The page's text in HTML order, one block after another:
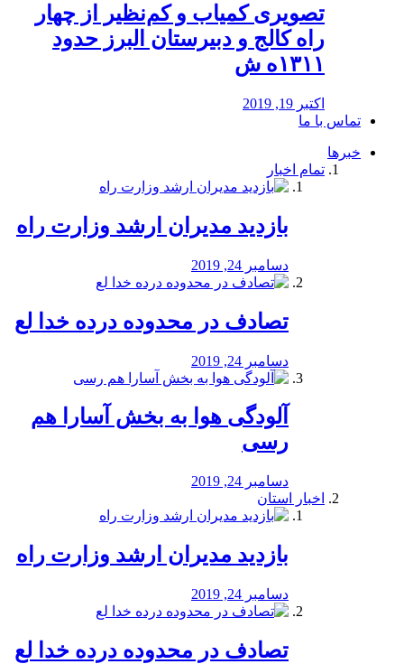
️تصویری کمیاب و کم‌نظیر از چهار
راه كالج و دبيرستان البرز حدود
۱۳۱۱ه ش
اکتبر 19, 2019
تماس با ما
خبرها
تمام اخبار
بازدید مدیران ارشد وزارت راه
دسامبر 24, 2019
تصادف در محدوده درده خدا لع
دسامبر 24, 2019
آلودگی هوا به بخش آسارا هم
رسی
دسامبر 24, 2019
اخبار استان
بازدید مدیران ارشد وزارت راه
دسامبر 24, 2019
تصادف در محدوده درده خدا لع